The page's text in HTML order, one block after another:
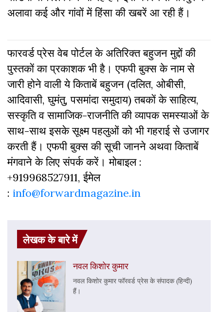
अलावा कई और गांवों में हिंसा की खबरें आ रही हैं।
फारवर्ड प्रेस वेब पोर्टल के अतिरिक्‍त बहुजन मुद्दों की
पुस्‍तकों का प्रकाशक भी है। एफपी बुक्‍स के नाम से
जारी होने वाली ये किताबें बहुजन (दलित, ओबीसी,
आदिवासी, घुमंतु, पसमांदा समुदाय) तबकों के साहित्‍य,
सस्‍क‍ृति व सामाजिक-राजनीति की व्‍यापक समस्‍याओं के
साथ-साथ इसके सूक्ष्म पहलुओं को भी गहराई से उजागर
करती हैं। एफपी बुक्‍स की सूची जानने अथवा किताबें
मंगवाने के लिए संपर्क करें। मोबाइल :
+919968527911, ईमेल
: info@forwardmagazine.in
लेखक के बारे में
नवल किशोर कुमार
नवल किशोर कुमार फॉरवर्ड प्रेस के संपादक (हिन्दी)
हैं।